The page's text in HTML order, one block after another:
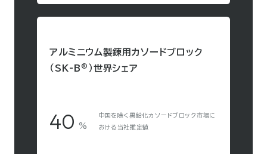
アルミニウム製錬用カソードブロック
（SK-B® ）世界シェア
40 %
中国を除く黒鉛化カソードブロック市場に
おける当社推定値